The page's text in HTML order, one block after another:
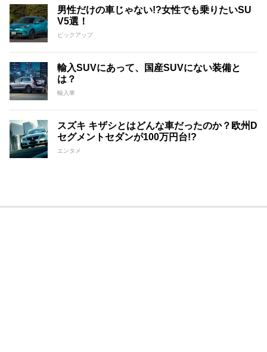
男性だけの車じゃない!?女性でも乗りたいSU
V5選！
ピックアップ
輸入SUVにあって、国産SUVにない装備と
は？
輸入車
スズキ キザシとはどんな車だったのか？欧州D
セグメントセダンが100万円台!?
エンタメ